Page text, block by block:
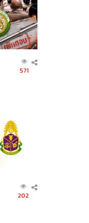
571
202